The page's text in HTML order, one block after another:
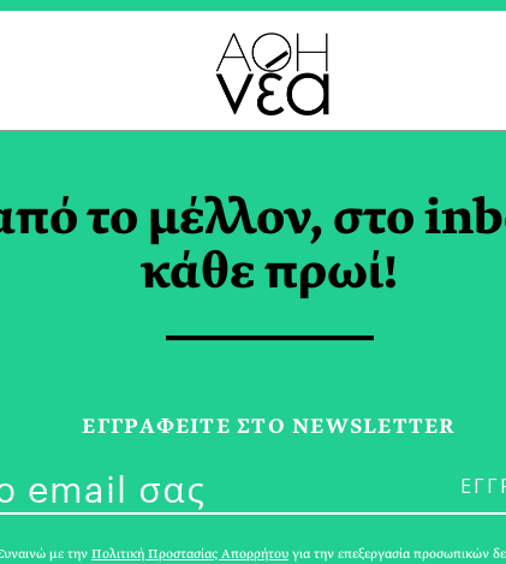
TAG
Οι
Μουσείο
Eurolife
το μέλλον, στο
κάθε πρωί!
ΕΓΓPΑΦΕΙΤΕ ΣΤΟ NEWSLETTER
με τηνΠολιτική Προστασίας Απορρήτου για την επεξεργασία προσωπικών